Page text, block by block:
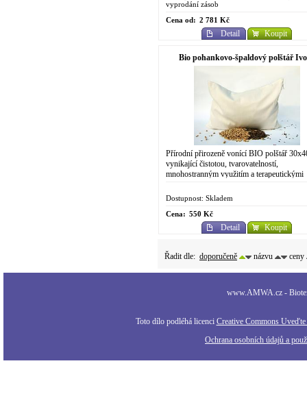
vyprodání zásob
Cena od: 2 781 Kč
Detail Koupit
Bio pohankovo-špaldový polštář
Přírodní přirozeně vonící BIO polštář
vynikající čistotou, tvarovatelností,
mnohostranným využitím a terapeutickými
cenou a...
Dostupnost: Skladem
Cena: 550 Kč
Detail Koupit
Řadit dle: doporučeně názvu ceny
www.AMWA.cz -
Toto dílo podléhá licenci Creative Commons
Ochrana osobních údajů a